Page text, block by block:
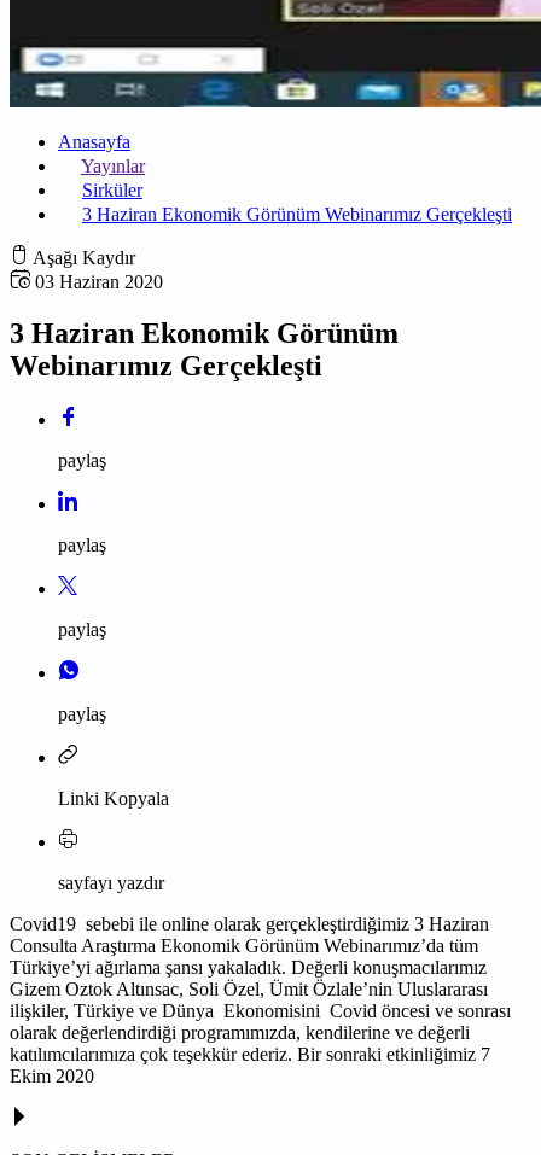
Anasayfa
Yayınlar
Sirküler
3 Haziran Ekonomik Görünüm Webinarımız Gerçekleşti
Aşağı Kaydır
03 Haziran 2020
3 Haziran Ekonomik Görünüm
Webinarımız Gerçekleşti
paylaş
paylaş
paylaş
paylaş
Linki Kopyala
sayfayı yazdır
Covid19 sebebi ile online olarak gerçekleştirdiğimiz 3 Haziran
Consulta Araştırma Ekonomik Görünüm Webinarımız’da tüm
Türkiye’yi ağırlama şansı yakaladık. Değerli konuşmacılarımız
Gizem Oztok Altınsac, Soli Özel, Ümit Özlale’nin Uluslararası
ilişkiler, Türkiye ve Dünya Ekonomisini Covid öncesi ve sonrası
olarak değerlendirdiği programımızda, kendilerine ve değerli
katılımcılarımıza çok teşekkür ederiz. Bir sonraki etkinliğimiz 7
Ekim 2020